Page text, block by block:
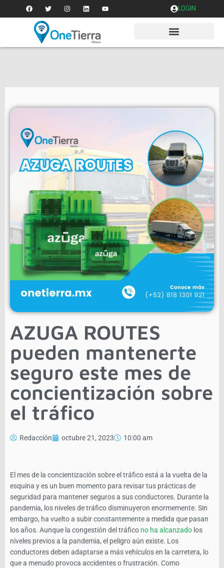
LOGIN
AZUGA ROUTES
pueden mantenerte
seguro este mes de
concientización sobre
el tráfico
Redacción octubre 21, 2023 10:00 am
El mes de la concientización sobre el tráfico está a la vuelta de la
esquina y es un buen momento para revisar tus prácticas de
seguridad para mantener seguros a sus conductores. Durante la
pandemia, los niveles de tráfico disminuyeron enormemente. Sin
embargo, ha vuelto a subir constantemente a medida que pasan
los años. Aunque la congestión del tráfico no ha alcanzado los
niveles previos a la pandemia, el peligro aún existe. Los
conductores deben adaptarse a más vehículos en la carretera, lo
que a menudo provoca accidentes o frustración. Como